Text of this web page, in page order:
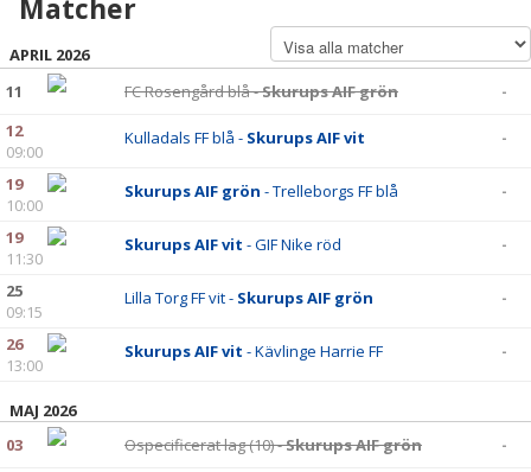
BILDGALLERI
DOKUMENT
KONTAKT
Matcher
APRIL 2026
11
FC Rosengård blå -Skurups AIF grön
-
12
09:00
Kulladals FF blå - Skurups AIF vit -
19
10:00
Skurups AIF grön - Trelleborgs FF blå -
19
11:30
Skurups AIF vit - GIF Nike röd -
25
09:15
Lilla Torg FF vit - Skurups AIF grön -
26
13:00
Skurups AIF vit - Kävlinge Harrie FF -
MAJ 2026
03
Ospecificerat lag (10) -Skurups AIF grön
-